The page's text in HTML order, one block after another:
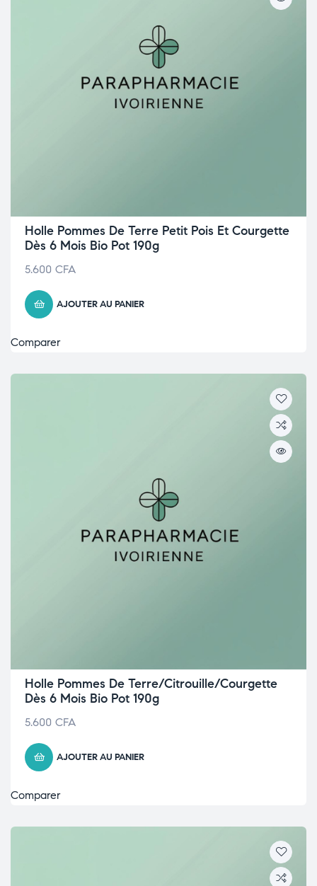
Holle Pommes De Terre Petit Pois Et Courgette
Dès 6 Mois Bio Pot 190g
5.600 CFA
AJOUTER AU PANIER
Comparer
Holle Pommes De Terre/Citrouille/Courgette
Dès 6 Mois Bio Pot 190g
5.600 CFA
AJOUTER AU PANIER
Comparer